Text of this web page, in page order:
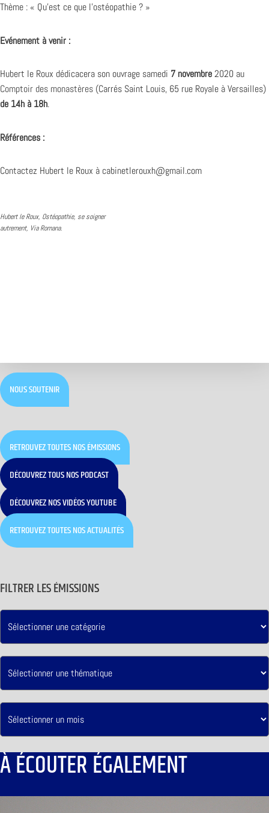
Thème : « Qu’est ce que l’ostéopathie ? »
Evénement à venir :
Hubert le Roux dédicacera son ouvrage samedi 7 novembre2020 au
Comptoir des monastères (Carrés Saint Louis, 65 rue Royale à Versailles)
de 14h à 18h.
Références :
Contactez Hubert le Roux à cabinetlerouxh@gmail.com
Hubert le Roux, Ostéopathie, se soigner
autrement, Via Romana.
NOUS SOUTENIR
RETROUVEZ TOUTES NOS ÉMISSIONS
DÉCOUVREZ TOUS NOS PODCAST
DÉCOUVREZ NOS VIDÉOS YOUTUBE
RETROUVEZ TOUTES NOS ACTUALITÉS
FILTRER LES ÉMISSIONS
À ÉCOUTER ÉGALEMENT